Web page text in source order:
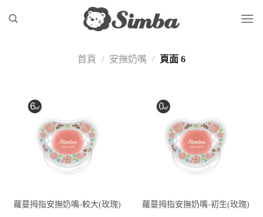
首頁 / 安撫奶嘴 / 頁面 6
蘿蔓拇指安撫奶嘴-較大(玫瑰) 蘿蔓拇指安撫奶嘴-初生(玫瑰)